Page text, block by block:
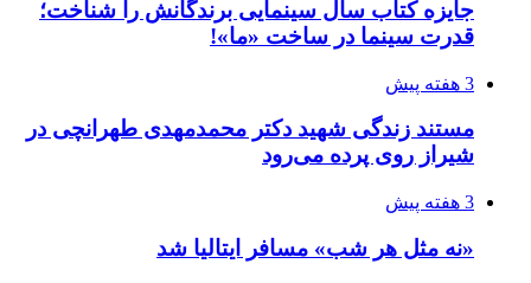
جایزه کتاب سال سینمایی برندگانش را شناخت؛
قدرت سینما در ساخت «ما»!
3 هفته پیش
مستند زندگی شهید دکتر محمدمهدی طهرانچی در
شیراز روی پرده می‌رود
3 هفته پیش
«نه مثل هر شب» مسافر ایتالیا شد